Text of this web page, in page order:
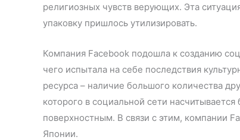
религиозных чувств верующих. Эта
упаковку пришлось утилизировать.
Компания Facebook подошла к созданию
чего испытала на себе последствия
ресурса – наличие большого количества
которого в социальной сети
поверхностным. В связи с этим, компании
Японии.